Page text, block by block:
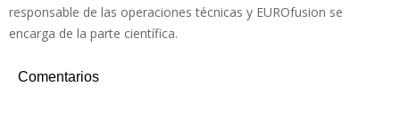
responsable de las operaciones técnicas y EUROfusion se
encarga de la parte científica.
Comentarios